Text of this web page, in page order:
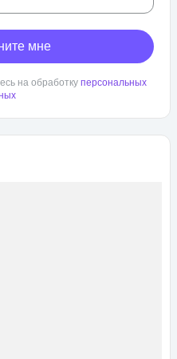
мне
на обработку персональных